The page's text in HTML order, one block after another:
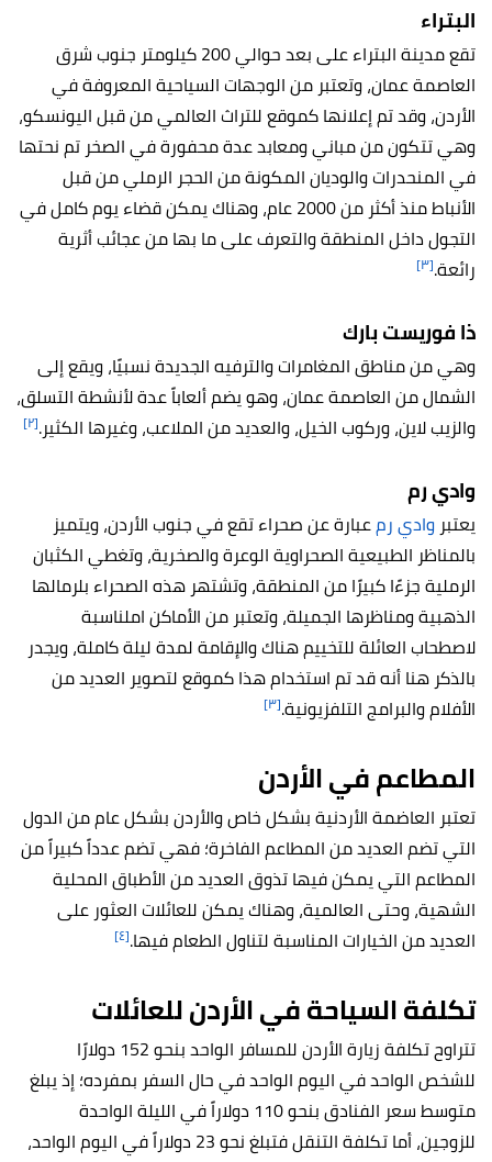
البتراء
تقع مدينة البتراء على بعد حوالي 200 كيلومتر جنوب شرق
العاصمة عمان، وتعتبر من الوجهات السياحية المعروفة في
الأردن، وقد تم إعلانها كموقع للتراث العالمي من قبل اليونسكو،
وهي تتكون من مباني ومعابد عدة محفورة في الصخر تم نحتها
في المنحدرات والوديان المكونة من الحجر الرملي من قبل
الأنباط منذ أكثر من 2000 عام، وهناك يمكن قضاء يوم كامل في
التجول داخل المنطقة والتعرف على ما بها من عجائب أثرية
رائعة.[٣]
ذا فوريست بارك
وهي من مناطق المغامرات والترفيه الجديدة نسبيًا، ويقع إلى
الشمال من العاصمة عمان، وهو يضم ألعاباً عدة لأنشطة التسلق،
والزيب لاين، وركوب الخيل، والعديد من الملاعب، وغيرها الكثير.[٢]
وادي رم
يعتبر وادي رمعبارة عن صحراء تقع في جنوب الأردن، ويتميز
بالمناظر الطبيعية الصحراوية الوعرة والصخرية، وتغطي الكثبان
الرملية جزءًا كبيرًا من المنطقة، وتشتهر هذه الصحراء بلرمالها
الذهبية ومناظرها الجميلة، وتعتبر من الأماكن املناسبة
لاصطحاب العائلة للتخييم هناك والإقامة لمدة ليلة كاملة، ويجدر
بالذكر هنا أنه قد تم استخدام هذا كموقع لتصوير العديد من
الأفلام والبرامج التلفزيونية.[٣]
المطاعم في الأردن
تعتبر العاضمة الأردنية بشكل خاص والأردن بشكل عام من الدول
التي تضم العديد من المطاعم الفاخرة؛ فهي تضم عدداً كبيراً من
المطاعم التي يمكن فيها تذوق العديد من الأطباق المحلية
الشهية، وحتى العالمية، وهناك يمكن للعائلات العثور على
العديد من الخيارات المناسبة لتناول الطعام فيها.[٤]
تكلفة السياحة في الأردن للعائلات
تتراوح تكلفة زيارة الأردن للمسافر الواحد بنحو 152 دولارًا
للشخص الواحد في اليوم الواحد في حال السفر بمفرده؛ إذ يبلغ
متوسط سعر الفنادق بنحو 110 دولاراً في الليلة الواحدة
للزوجين، أما تكلفة التنقل فتبلغ نحو 23 دولاراً في اليوم الواحد،